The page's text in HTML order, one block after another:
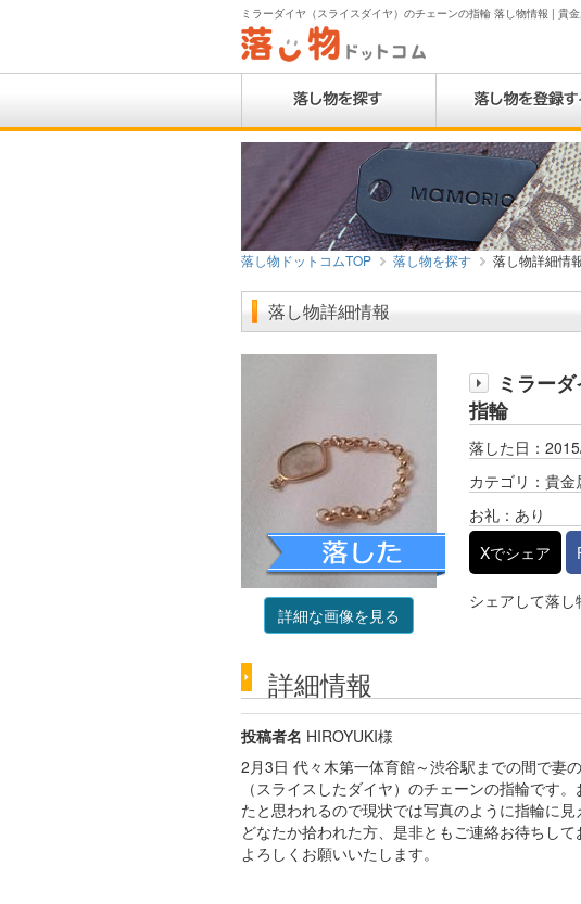
ミラーダイヤ（スライスダイヤ）のチェーンの指輪 落し物情報 | 貴
落し物ドットコムTOP 落し物を探す 落し物詳細情
落し物詳細情報
詳細な画像を見る
ミラー
指輪
落した日：
カテゴリ：貴金
お礼：あり
Xでシェア
シェアして落し
詳細情報
投稿者名 HIROYUKI様
2月3日 代々木第一体育館～渋谷駅までの間で妻
（スライスしたダイヤ）のチェーンの指輪です
たと思われるので現状では写真のように指輪に
どなたか拾われた方、是非ともご連絡お待ちして
よろしくお願いいたします。